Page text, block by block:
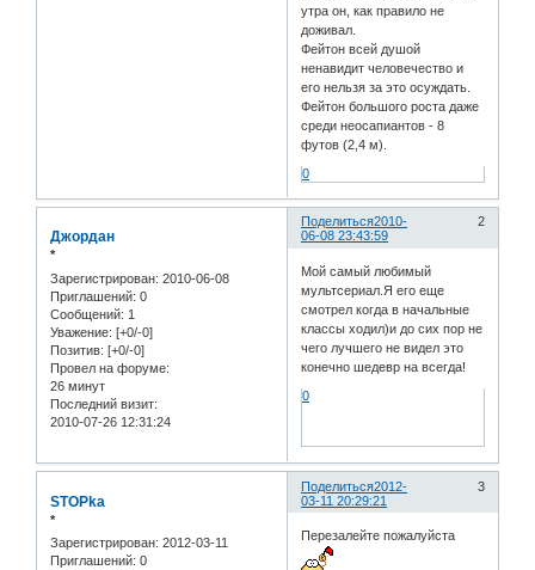
утра он, как правило не
доживал.
Фейтон всей душой
ненавидит человечество и
его нельзя за это осуждать.
Фейтон большого роста даже
среди неосапиантов - 8
футов (2,4 м).
0
Поделиться 2
2010-
06-08 23:43:59
Джордан
*
Зарегистрирован: 2010-06-08
Приглашений: 0
Сообщений: 1
Уважение: [+0/-0]
Позитив: [+0/-0]
Провел на форуме:
26 минут
Последний визит:
2010-07-26 12:31:24
Мой самый любимый
мультсериал.Я его еще
смотрел когда в начальные
классы ходил)и до сих пор не
чего лучшего не видел это
конечно шедевр на всегда!
0
Поделиться 3
2012-
03-11 20:29:21
STOPka
*
Зарегистрирован: 2012-03-11
Приглашений: 0
Перезалейте пожалуйста